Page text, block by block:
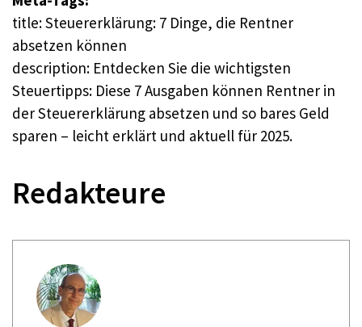
title: Steuererklärung: 7 Dinge, die Rentner
absetzen können
description: Entdecken Sie die wichtigsten
Steuertipps: Diese 7 Ausgaben können Rentner in
der Steuererklärung absetzen und so bares Geld
sparen – leicht erklärt und aktuell für 2025.
Redakteure